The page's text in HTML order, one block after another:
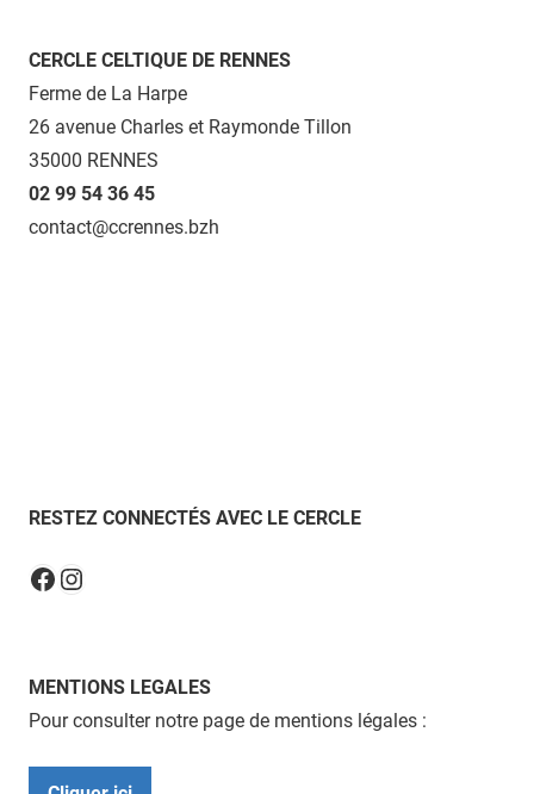
CERCLE CELTIQUE DE RENNES
Ferme de La Harpe
26 avenue Charles et Raymonde Tillon
35000 RENNES
02 99 54 36 45
contact@ccrennes.bzh
RESTEZ CONNECTÉS AVEC LE CERCLE
Facebook
Instagram
MENTIONS LEGALES
Pour consulter notre page de mentions légales :